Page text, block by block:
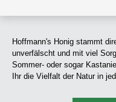
Hoffmann's Honig stammt
unverfälscht und mit viel
Sommer- oder sogar
Ihr die Vielfalt der Natur in